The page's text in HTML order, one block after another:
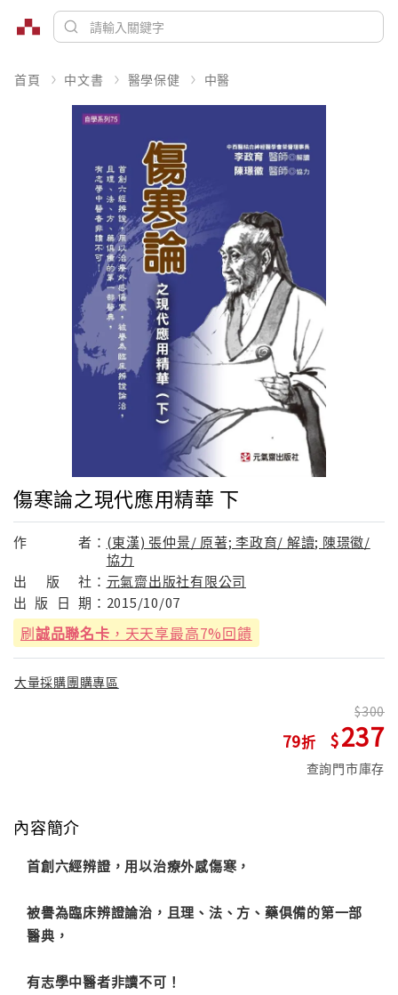
首頁 中文書 醫學保健 中醫
傷寒論之現代應用精華 下
作 者： (東漢) 張仲景/ 原著; 李政育/ 解讀; 陳璟徽/
協力
出
版 社： 元氣齋出版社有限公司
出 版 日 期： 2015/10/07
刷誠品聯名卡 ，天天享最高7%回饋
大量採購團購專區
79
300
237
查詢門市庫存
內容簡介
首創六經辨證，用以治療外感傷寒，
被譽為臨床辨證論治，且理、法、方、藥俱備的第一部
醫典，
有志學中醫者非讀不可！